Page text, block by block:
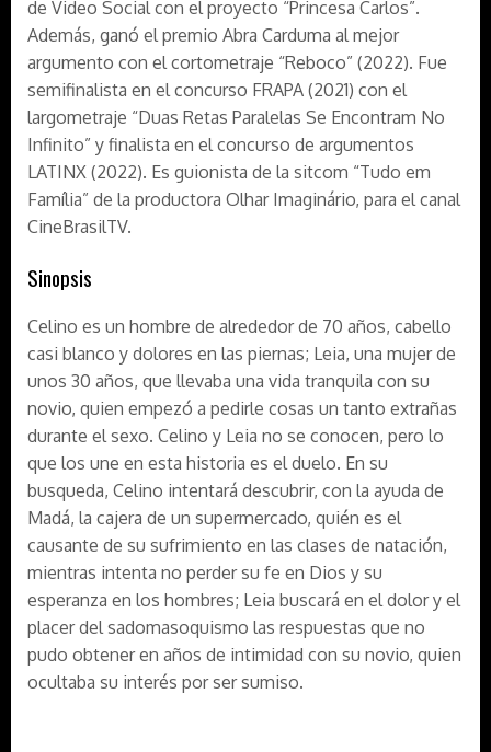
de Video Social con el proyecto “Princesa Carlos”.
Además, ganó el premio Abra Carduma al mejor
argumento con el cortometraje “Reboco” (2022). Fue
semifinalista en el concurso FRAPA (2021) con el
largometraje “Duas Retas Paralelas Se Encontram No
Infinito” y finalista en el concurso de argumentos
LATINX (2022). Es guionista de la sitcom “Tudo em
Família” de la productora Olhar Imaginário, para el canal
CineBrasilTV.
Sinopsis
Celino es un hombre de alrededor de 70 años, cabello
casi blanco y dolores en las piernas; Leia, una mujer de
unos 30 años, que llevaba una vida tranquila con su
novio, quien empezó a pedirle cosas un tanto extrañas
durante el sexo. Celino y Leia no se conocen, pero lo
que los une en esta historia es el duelo. En su
busqueda, Celino intentará descubrir, con la ayuda de
Madá, la cajera de un supermercado, quién es el
causante de su sufrimiento en las clases de natación,
mientras intenta no perder su fe en Dios y su
esperanza en los hombres; Leia buscará en el dolor y el
placer del sadomasoquismo las respuestas que no
pudo obtener en años de intimidad con su novio, quien
ocultaba su interés por ser sumiso.